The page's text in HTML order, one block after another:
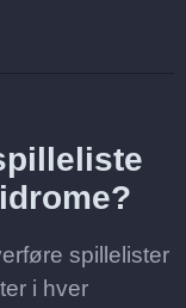
spillelister
i hver